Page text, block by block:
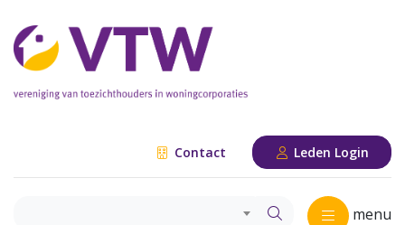
Contact Leden Login
menu